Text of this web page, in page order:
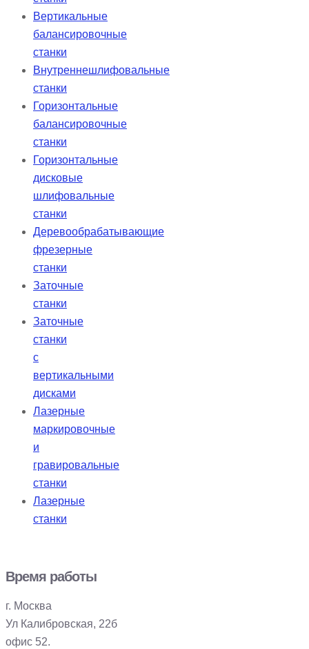
Вертикальные
балансировочные
станки
Внутреннешлифовальные
станки
Горизонтальные
балансировочные
станки
Горизонтальные
дисковые
шлифовальные
станки
Деревообрабатывающие
фрезерные
станки
Заточные
станки
Заточные
станки
с
вертикальными
дисками
Лазерные
маркировочные
и
гравировальные
станки
Лазерные
станки
Время работы
г. Москва
Ул Калибровская, 22б
офис 52.